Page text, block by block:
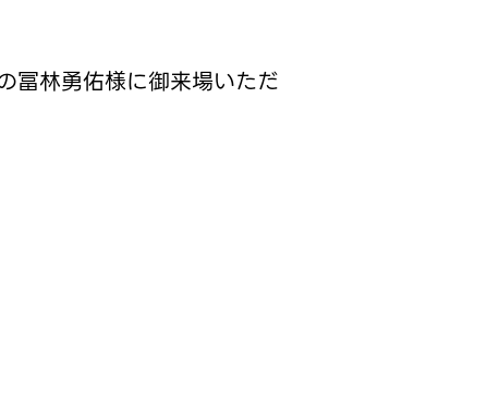
冨林勇佑様に御来場いただ